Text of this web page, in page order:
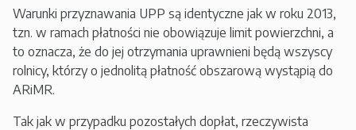
Warunki przyznawania UPP są identyczne jak w roku 2013,
tzn. w ramach płatności nie obowiązuje limit powierzchni, a
to oznacza, że do jej otrzymania uprawnieni będą wszyscy
rolnicy, którzy o jednolitą płatność obszarową wystąpią do
ARiMR.
Tak jak w przypadku pozostałych dopłat, rzeczywista